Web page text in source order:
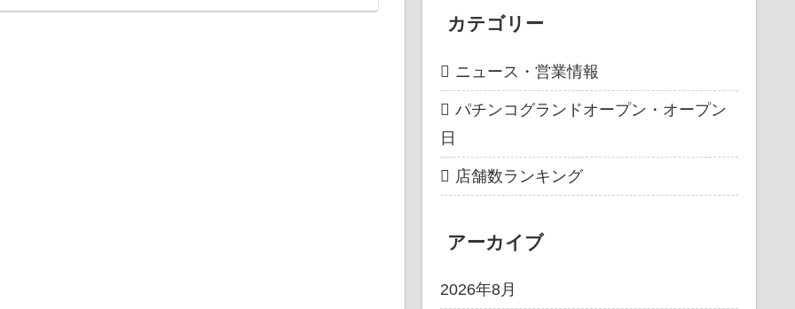
カテゴリー
ニュース・営業情報
パチンコグランドオープン・オープン
日
店舗数ランキング
アーカイブ
2026年8月